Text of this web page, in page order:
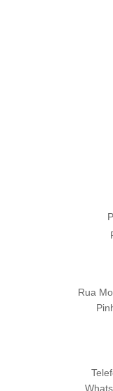
Rua